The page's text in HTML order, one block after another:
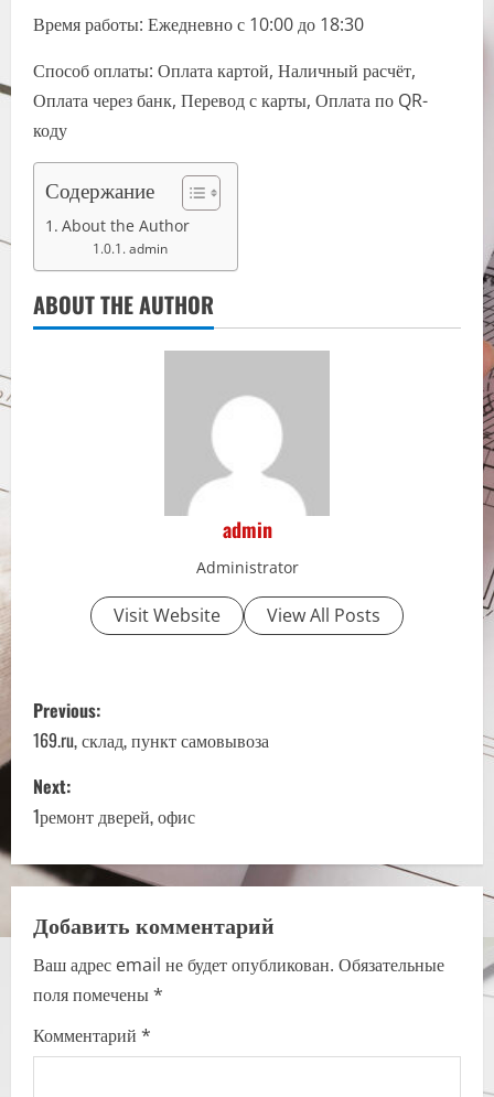
Время работы: Ежедневно с 10:00 до 18:30
Способ оплаты: Оплата картой, Наличный расчёт,
Оплата через банк, Перевод с карты, Оплата по QR-
коду
Содержание
About the Author
admin
ABOUT THE AUTHOR
admin
Administrator
Visit Website View All Posts
P
o
s
t
n
a
v
i
g
Previous:
169.ru, склад, пункт самовывоза
Next:
1ремонт дверей, офис
Добавить комментарий
Ваш адрес email не будет опубликован. Обязательные
поля помечены*
Комментарий *